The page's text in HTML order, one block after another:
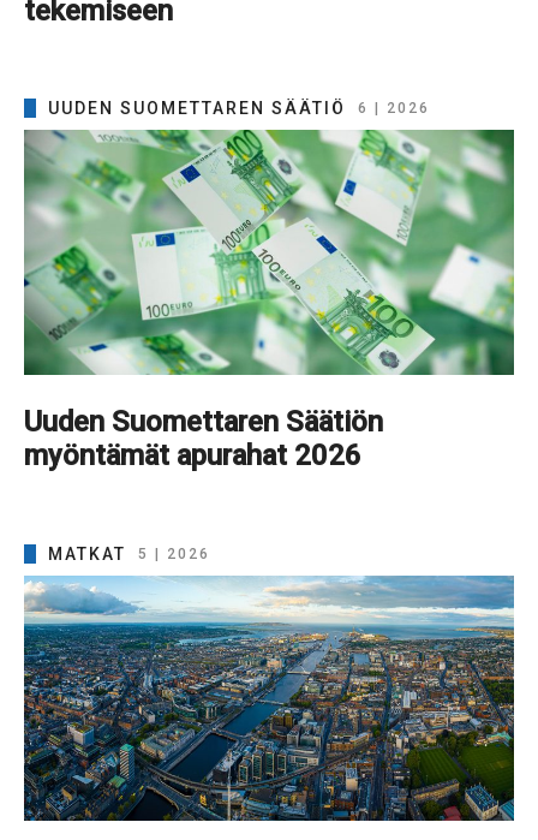
tekemiseen
UUDEN SUOMETTAREN SÄÄTIÖ 6 | 2026
Uuden Suomettaren Säätiön
myöntämät apurahat 2026
MATKAT 5 | 2026